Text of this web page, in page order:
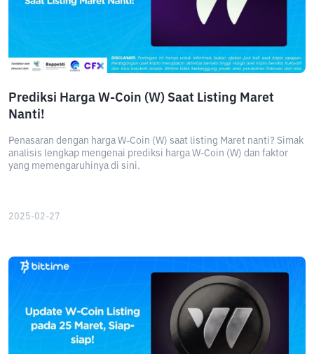
Prediksi Harga W-Coin (W) Saat Listing Maret
Nanti!
Penasaran dengan harga W-Coin (W) saat listing Maret nanti? Simak
analisis lengkap mengenai prediksi harga W-Coin (W) dan faktor
yang memengaruhinya di sini.
2025-02-27